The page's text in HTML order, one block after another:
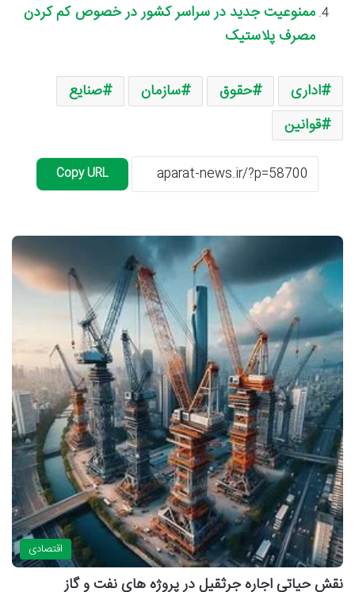
ممنوعیت جدید در سراسر کشور در خصوص کم کردن
مصرف پلاستیک
اداری حقوق سازمان
صنایع
قوانین
Copy URL
اقتصادی
نقش حیاتی اجاره جرثقیل در پروژه های نفت و گاز